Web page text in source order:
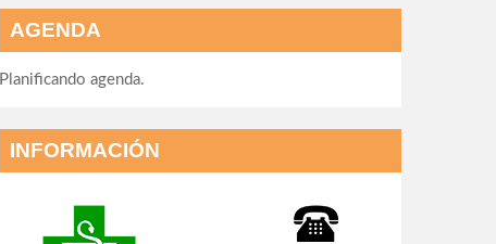
AGENDA
Planificando agenda.
INFORMACIÓN